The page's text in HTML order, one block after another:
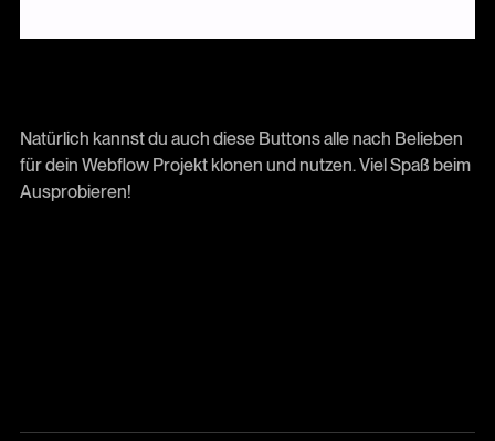
Natürlich kannst du auch diese Buttons alle nach Belieben
für dein Webflow Projekt klonen und nutzen. Viel Spaß beim
Ausprobieren!